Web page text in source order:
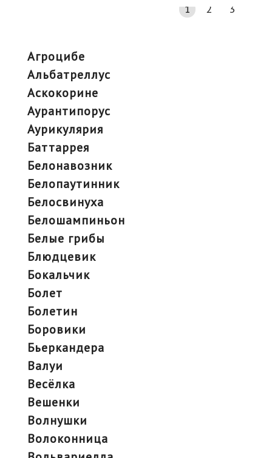
1 2 3
агроцибе
альбатреллус
аскокорине
аурантипорус
аурикулярия
баттаррея
белонавозник
белопаутинник
белосвинуха
белошампиньон
белые грибы
блюдцевик
бокальчик
болет
болетин
боровики
бьеркандера
валуи
весёлка
вешенки
волнушки
волоконница